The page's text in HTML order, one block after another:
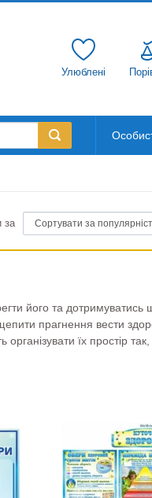
Улюблені
за
його та дотримуватись
прагнення вести
організувати їх простір
закладів на тематику
Спеціально для
інформаційних
купити недорогі та
з цінами та асортиментом